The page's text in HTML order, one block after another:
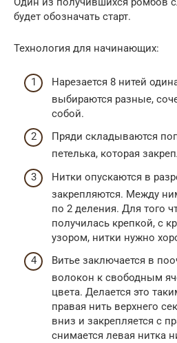
будет обозначать старт.
Технология для начинающих:
Нарезается 8 нитей
выбираются разные,
собой.
Пряди складываются
петелька, которая
Нитки опускаются в
закрепляются. Между
по 2 деления. Для того
получилась крепкой, с
узором, нитки нужно
Витье заключается в
волокон к свободным
цвета. Делается это
правая нить верхнего
вниз и закрепляется с
снимается левая нитка